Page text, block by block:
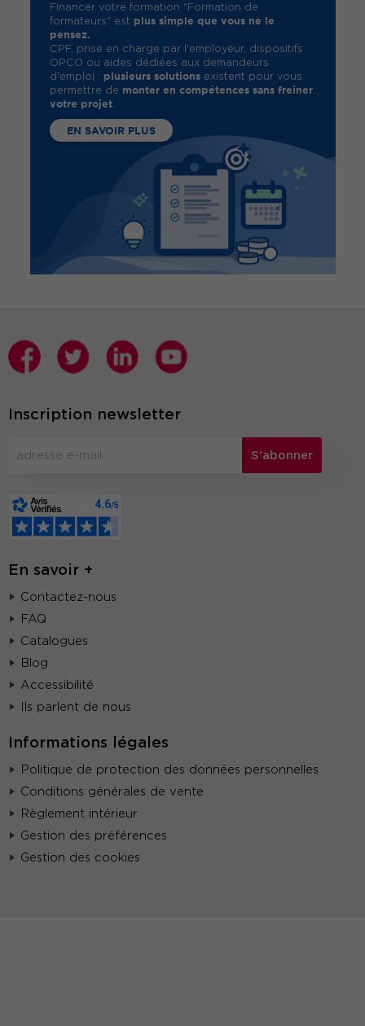
Financer votre formation "Formation de
formateurs" est plus simple que vous ne le
pensez.
CPF, prise en charge par l'employeur, dispositifs
OPCO ou aides dédiées aux demandeurs
d'emploi : plusieurs solutionsexistent pour vous
permettre de monter en compétences sans freiner
votre projet.
EN SAVOIR PLUS
Inscription newsletter
S'abonner
En savoir +
Contactez-nous
FAQ
Catalogues
Blog
Accessibilité
Ils parlent de nous
Informations légales
Politique de protection des données personnelles
Conditions générales de vente
Règlement intérieur
Gestion des préférences
Gestion des cookies